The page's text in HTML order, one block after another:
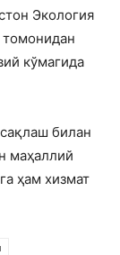
Экология
кўмагида
билан
маҳаллий
ҳам хизмат